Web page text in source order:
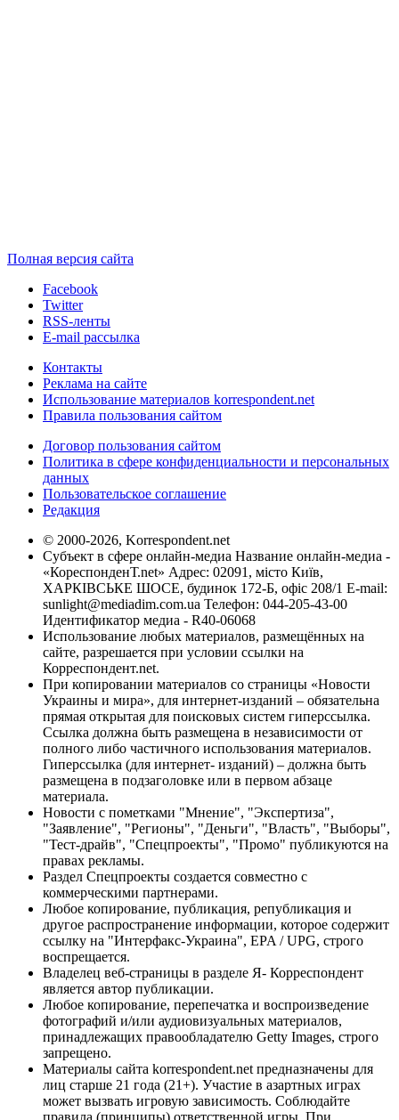
Полная версия сайта
Facebook
Twitter
RSS-ленты
E-mail рассылка
Контакты
Реклама на сайте
Использование материалов korrespondent.net
Правила пользования сайтом
Договор пользования сайтом
Политика в сфере конфиденциальности и персональных
данных
Пользовательское соглашение
Редакция
© 2000-2026, Korrespondent.net
Субъект в сфере онлайн-медиа Название онлайн-медиа -
«КореспонденТ.net» Адрес: 02091, місто Київ,
ХАРКІВСЬКЕ ШОСЕ, будинок 172-Б, офіс 208/1 E-mail:
sunlight@mediadim.com.ua Телефон: 044-205-43-00
Идентификатор медиа - R40-06068
Использование любых материалов, размещённых на
сайте, разрешается при условии ссылки на
Корреспондент.net.
При копировании материалов со страницы «Новости
Украины и мира», для интернет-изданий – обязательна
прямая открытая для поисковых систем гиперссылка.
Ссылка должна быть размещена в независимости от
полного либо частичного использования материалов.
Гиперссылка (для интернет- изданий) – должна быть
размещена в подзаголовке или в первом абзаце
материала.
Новости с пометками "Мнение", "Экспертиза",
"Заявление", "Регионы", "Деньги", "Власть", "Выборы",
"Тест-драйв", "Спецпроекты", "Промо" публикуются на
правах рекламы.
Раздел Спецпроекты создается совместно с
коммерческими партнерами.
Любое копирование, публикация, републикация и
другое распространение информации, которое содержит
ссылку на "Интерфакс-Украина", EPA / UPG, строго
воспрещается.
Владелец веб-страницы в разделе Я- Корреспондент
является автор публикации.
Любое копирование, перепечатка и воспроизведение
фотографий и/или аудиовизуальных материалов,
принадлежащих правообладателю Getty Images, строго
запрещено.
Материалы сайта korrespondent.net предназначены для
лиц старше 21 года (21+). Участие в азартных играх
может вызвать игровую зависимость. Соблюдайте
правила (принципы) ответственной игры. При